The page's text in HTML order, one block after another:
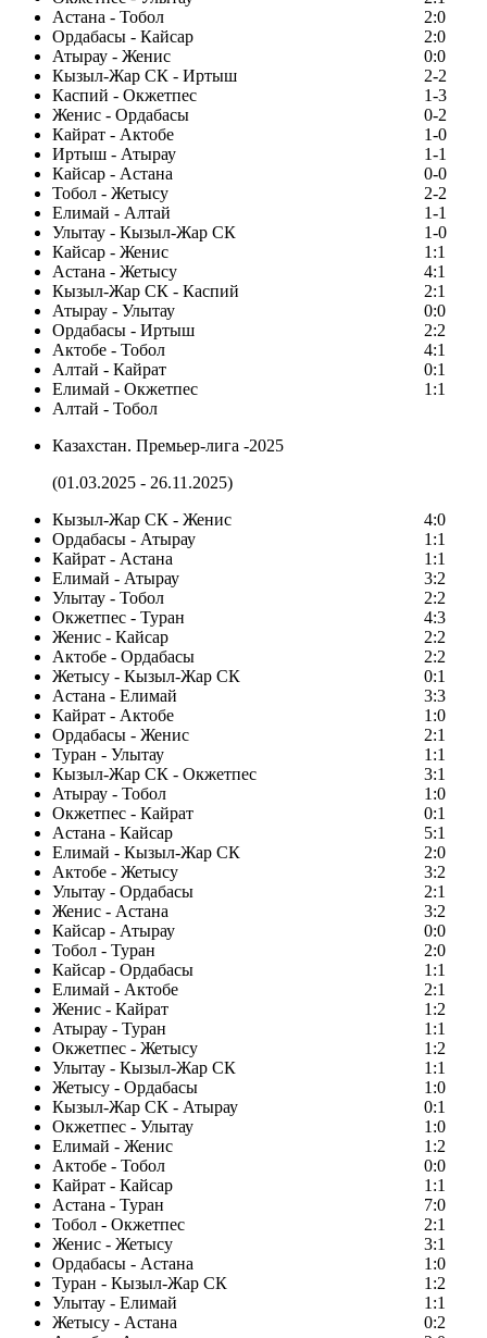
Астана - Тобол
2:0
Ордабасы - Кайсар
2:0
Атырау - Женис
0:0
Кызыл-Жар СК - Иртыш
2-2
Каспий - Окжетпес
1-3
Женис - Ордабасы
0-2
Кайрат - Актобе
1-0
Иртыш - Атырау
1-1
Кайсар - Астана
0-0
Тобол - Жетысу
2-2
Елимай - Алтай
1-1
Улытау - Кызыл-Жар СК
1-0
Кайсар - Женис
1:1
Астана - Жетысу
4:1
Кызыл-Жар СК - Каспий
2:1
Атырау - Улытау
0:0
Ордабасы - Иртыш
2:2
Актобе - Тобол
4:1
Алтай - Кайрат
0:1
Елимай - Окжетпес
1:1
Алтай - Тобол
Казахстан. Премьер-лига -2025
(01.03.2025 - 26.11.2025)
Кызыл-Жар СК - Женис
4:0
Ордабасы - Атырау
1:1
Кайрат - Астана
1:1
Елимай - Атырау
3:2
Улытау - Тобол
2:2
Окжетпес - Туран
4:3
Женис - Кайсар
2:2
Актобе - Ордабасы
2:2
Жетысу - Кызыл-Жар СК
0:1
Астана - Елимай
3:3
Кайрат - Актобе
1:0
Ордабасы - Женис
2:1
Туран - Улытау
1:1
Кызыл-Жар СК - Окжетпес
3:1
Атырау - Тобол
1:0
Окжетпес - Кайрат
0:1
Астана - Кайсар
5:1
Елимай - Кызыл-Жар СК
2:0
Актобе - Жетысу
3:2
Улытау - Ордабасы
2:1
Женис - Астана
3:2
Кайсар - Атырау
0:0
Тобол - Туран
2:0
Кайсар - Ордабасы
1:1
Елимай - Актобе
2:1
Женис - Кайрат
1:2
Атырау - Туран
1:1
Окжетпес - Жетысу
1:2
Улытау - Кызыл-Жар СК
1:1
Жетысу - Ордабасы
1:0
Кызыл-Жар СК - Атырау
0:1
Окжетпес - Улытау
1:0
Елимай - Женис
1:2
Актобе - Тобол
0:0
Кайрат - Кайсар
1:1
Астана - Туран
7:0
Тобол - Окжетпес
2:1
Женис - Жетысу
3:1
Ордабасы - Астана
1:0
Туран - Кызыл-Жар СК
1:2
Улытау - Елимай
1:1
Жетысу - Астана
0:2